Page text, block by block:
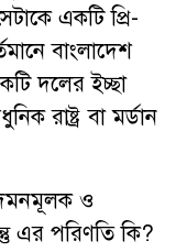
একটি প্রি-
বাংলাদেশ
দলের ইচ্ছা
রাষ্ট্র বা মর্ডান
দমনমূলক ও
এর পরিণতি কি?